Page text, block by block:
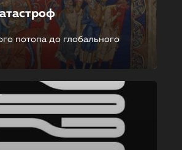
потопа до глобального